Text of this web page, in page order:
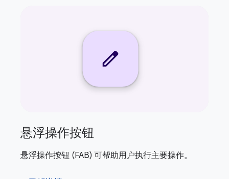
悬浮操作按钮
悬浮操作按钮 (FAB) 可帮助用户执行主要操作。